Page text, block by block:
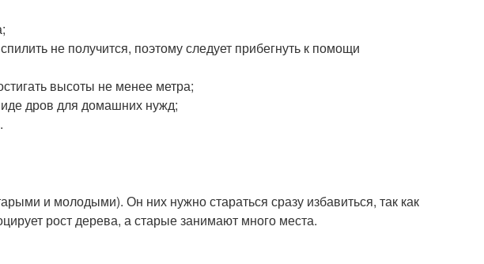
не получится, поэтому следует прибегнуть к помощи
высоты не менее метра;
дров для домашних нужд;
и молодыми). Он них нужно стараться сразу избавиться, так как
рост дерева, а старые занимают много места.